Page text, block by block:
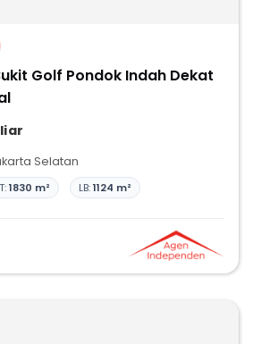
Golf Pondok Indah Dekat
Selatan
1830 m² LB:1124 m²